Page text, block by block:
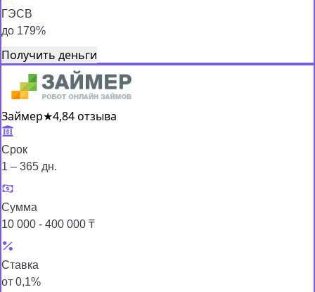
ГЭСВ
до 179%
Получить деньги
Займер★4,84 отзыва
Срок
1 – 365 дн.
Сумма
10 000 - 400 000 ₸
Ставка
от 0,1%